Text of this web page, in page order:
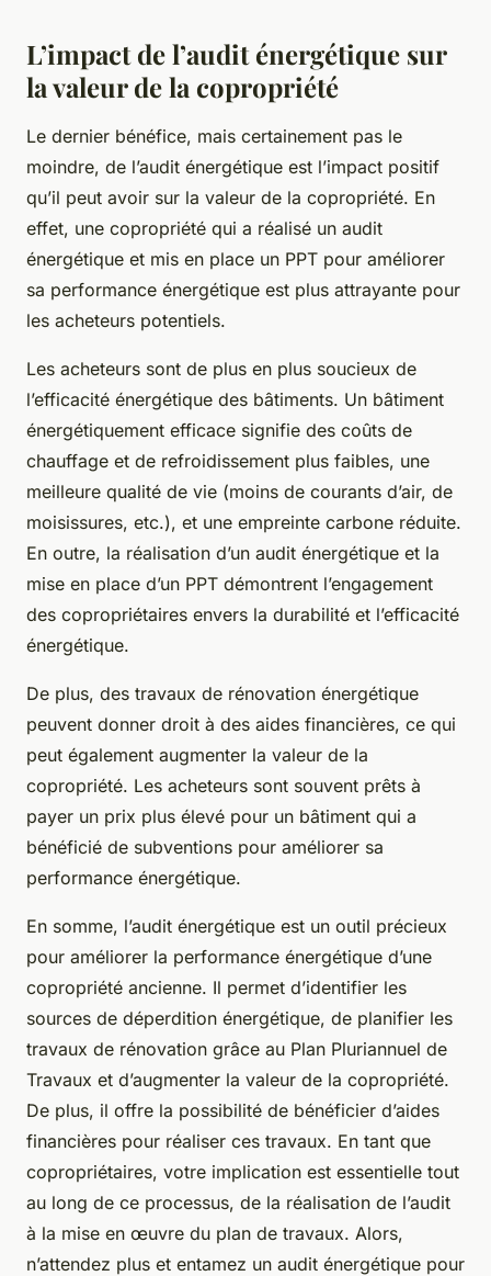
L’impact de l’audit énergétique sur
la valeur de la copropriété
Le dernier bénéfice, mais certainement pas le
moindre, de l’audit énergétique est l’impact positif
qu’il peut avoir sur la valeur de la copropriété. En
effet, une copropriété qui a réalisé un audit
énergétique et mis en place un PPT pour améliorer
sa performance énergétique est plus attrayante pour
les acheteurs potentiels.
Les acheteurs sont de plus en plus soucieux de
l’efficacité énergétique des bâtiments. Un bâtiment
énergétiquement efficace signifie des coûts de
chauffage et de refroidissement plus faibles, une
meilleure qualité de vie (moins de courants d’air, de
moisissures, etc.), et une empreinte carbone réduite.
En outre, la réalisation d’un audit énergétique et la
mise en place d’un PPT démontrent l’engagement
des copropriétaires envers la durabilité et l’efficacité
énergétique.
De plus, des travaux de rénovation énergétique
peuvent donner droit à des aides financières, ce qui
peut également augmenter la valeur de la
copropriété. Les acheteurs sont souvent prêts à
payer un prix plus élevé pour un bâtiment qui a
bénéficié de subventions pour améliorer sa
performance énergétique.
En somme, l’audit énergétique est un outil précieux
pour améliorer la performance énergétique d’une
copropriété ancienne. Il permet d’identifier les
sources de déperdition énergétique, de planifier les
travaux de rénovation grâce au Plan Pluriannuel de
Travaux et d’augmenter la valeur de la copropriété.
De plus, il offre la possibilité de bénéficier d’aides
financières pour réaliser ces travaux. En tant que
copropriétaires, votre implication est essentielle tout
au long de ce processus, de la réalisation de l’audit
à la mise en œuvre du plan de travaux. Alors,
n’attendez plus et entamez un audit énergétique pour